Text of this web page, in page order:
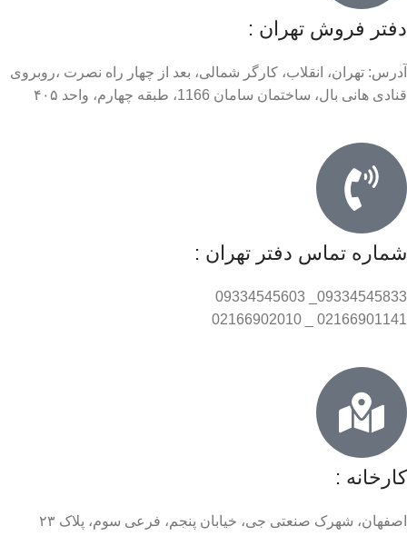
دفتر فروش تهران :
آدرس: تهران، انقلاب، کارگر شمالی، بعد از چهار راه نصرت ،روبروی
قنادی هانی بال، ساختمان سامان 1166، طبقه چهارم، واحد ۴۰۵
شماره تماس دفتر تهران :
09334545833_ 09334545603
02166901141 _ 02166902010
کارخانه :
اصفهان، شهرک صنعتی جی، خیابان پنجم، فرعی سوم، پلاک ۲۳